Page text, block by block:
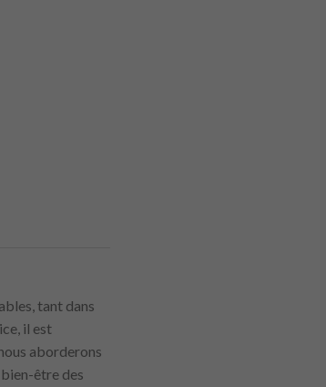
tant dans
il est
aborderons
être des